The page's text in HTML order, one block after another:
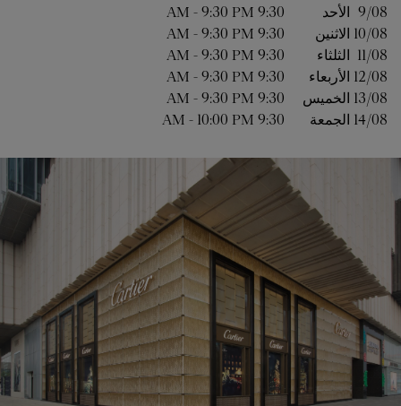
9/08 الأحد 9:30 AM
- 9:30 PM
10/08 الاثنين 9:30 AM
- 9:30 PM
11/08 الثلثاء 9:30 AM
- 9:30 PM
12/08 الأربعاء 9:30 AM
- 9:30 PM
13/08 الخميس 9:30 AM
- 9:30 PM
14/08 الجمعة 9:30 AM
- 10:00 PM